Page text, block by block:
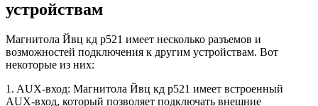
устройствам
Магнитола Йвц кд р521 имеет несколько разъемов и
возможностей подключения к другим устройствам. Вот
некоторые из них:
1. AUX-вход: Магнитола Йвц кд р521 имеет встроенный
AUX-вход, который позволяет подключать внешние